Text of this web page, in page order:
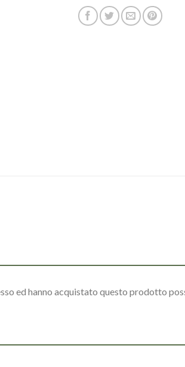
ed hanno acquistato questo prodotto